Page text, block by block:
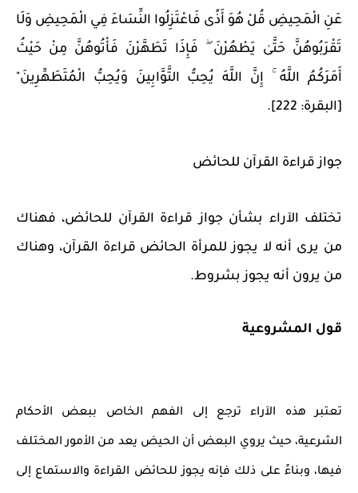
عَنِ الْمَحِيضِ قُلْ هُوَ أَذًى فَاعْتَزِلُوا النِّسَاءَ فِي الْمَحِيضِ وَلَا
تَقْرَبُوهُنَّ حَتَّىٰ يَطْهُرْنَ ۖ فَإِذَا تَطَهَّرْنَ فَأْتُوهُنَّ مِنْ حَيْثُ
أَمَرَكُمُ اللَّهُ ۚ إِنَّ اللَّهَ يُحِبُّ التَّوَّابِينَ وَيُحِبُّ الْمُتَطَهِّرِينَ"
[البقرة: 222].
جواز قراءة القرآن للحائض
تختلف الآراء بشأن جواز قراءة القرآن للحائض، فهناك
من يرى أنه لا يجوز للمرأة الحائض قراءة القرآن، وهناك
من يرون أنه يجوز بشروط.
قول المشروعية
تعتبر هذه الآراء ترجع إلى الفهم الخاص ببعض الأحكام
الشرعية، حيث يروي البعض أن الحيض يعد من الأمور المختلف
فيها، وبناءً على ذلك فإنه يجوز للحائض القراءة والاستماع إلى